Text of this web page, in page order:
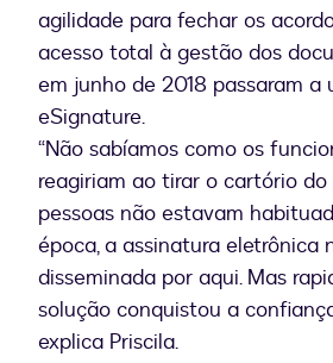
agilidade para fechar os
acesso total à gestão dos
em junho de 2018 passaram a
eSignature.
“Não sabíamos como os
reagiriam ao tirar o cartório do
pessoas não estavam
época, a assinatura eletrônica
disseminada por aqui. Mas
solução conquistou a
explica Priscila.